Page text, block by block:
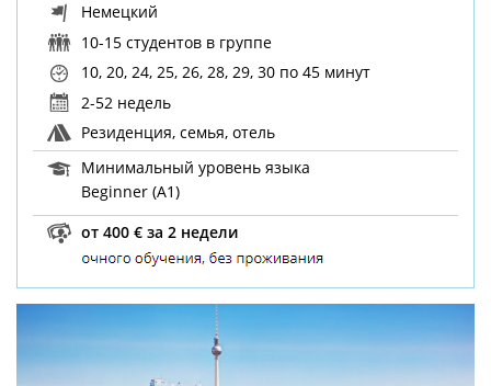
Немецкий
10-15 студентов в группе
10, 20, 24, 25, 26, 28, 29, 30 по 45 минут
2-52 недель
Резиденция, семья, отель
Минимальный уровень языка
Beginner (A1)
от 400 € за 2 недели